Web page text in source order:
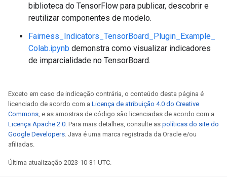
biblioteca do TensorFlow para publicar, descobrir e
reutilizar componentes de modelo.
Fairness_Indicators_TensorBoard_Plugin_Example_
Colab.ipynb demonstra como visualizar indicadores
de imparcialidade no TensorBoard.
Exceto em caso de indicação contrária, o conteúdo desta página é
licenciado de acordo com a Licença de atribuição 4.0 do Creative
Commons , e as amostras de código são licenciadas de acordo com a
Licença Apache 2.0 . Para mais detalhes, consulte as políticas do site do
Google Developers . Java é uma marca registrada da Oracle e/ou
afiliadas.
Última atualização 2023-10-31 UTC.